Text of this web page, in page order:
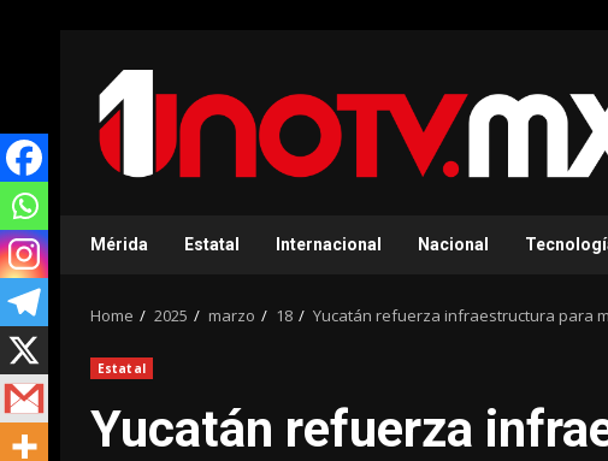
content
Mérida Estatal Internacional Nacional
Home 2025 marzo 18 Yucatán refuerza infraestructura para
Estatal
Yucatán refuerza